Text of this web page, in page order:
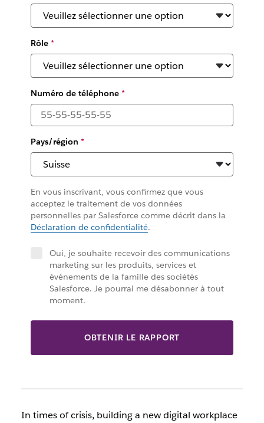
Rôle*
Numéro de téléphone*
Pays/région *
En vous inscrivant, vous confirmez que vous
acceptez le traitement de vos données
personnelles par Salesforce comme décrit dans la
Déclaration de confidentialité.
Oui, je souhaite recevoir des communications
marketing sur les produits, services et
événements de la famille des sociétés
Salesforce. Je pourrai me désabonner à tout
moment.
OBTENIR LE RAPPORT
In times of crisis, building a new digital workplace